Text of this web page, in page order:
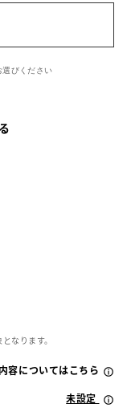
びください
なります。
容についてはこちら
未設定